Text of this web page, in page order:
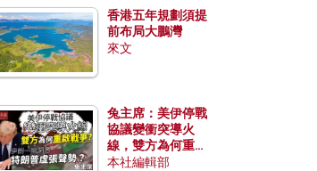
香港五年規劃須提
前布局大鵬灣
來文
兔主席：美伊停戰
協議變衝突導火
線，雙方為何重啟
戰爭？伊朗一早洞
本社編輯部